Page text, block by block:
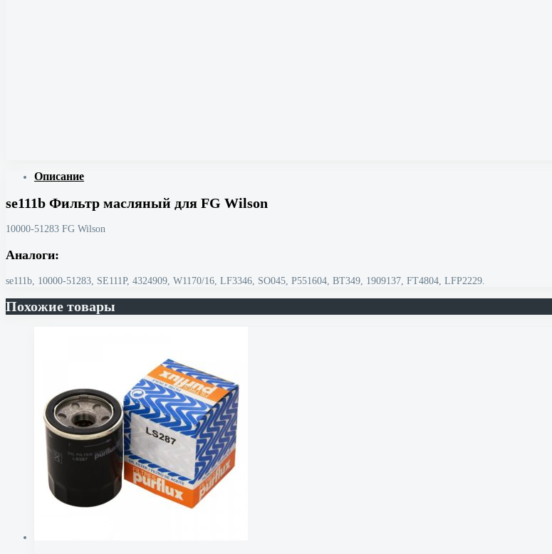
Описание
se111b Фильтр масляный для FG Wilson
10000-51283 FG Wilson
Аналоги:
se111b, 10000-51283, SE111P, 4324909, W1170/16, LF3346, SO045, P551604, BT349, 1909137, FT4804, LFP2229.
Похожие товары